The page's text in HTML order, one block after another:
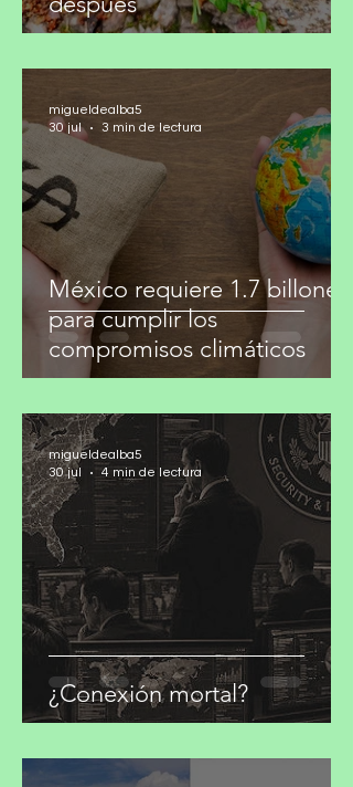
Lo efímero y la ilusión del
México requiere 1.7 billones
para cumplir los
migueldealba5
30 jul
3 min de lectura
migueldealba5
30 jul
4 min de lectura